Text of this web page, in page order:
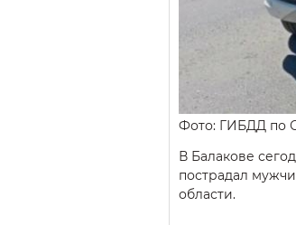
Фото: ГИБДД по
В Балакове
пострадал
области.